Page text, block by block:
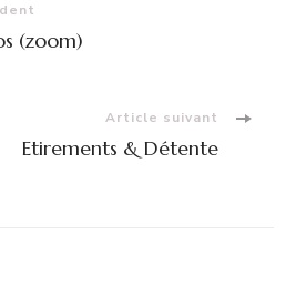
(zoom)
Article suivant
Etirements & Détente